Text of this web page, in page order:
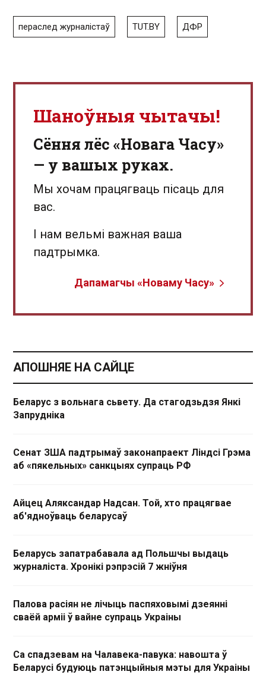
пераслед журналістаў TUT.BY ДФР
Шаноўныя чытачы!
Сёння лёс «Новага Часу»
— у вашых руках.
Мы хочам працягваць пісаць для
вас.
І нам вельмі важная ваша
падтрымка.
Дапамагчы «Новаму Часу»
АПОШНЯЕ НА САЙЦЕ
Беларус з вольнага сьвету. Да стагодзьдзя Янкі
Запрудніка
Сенат ЗША падтрымаў законапраект Ліндсі Грэма
аб «пякельных» санкцыях супраць РФ
Айцец Аляксандар Надсан. Той, хто працягвае
аб'ядноўваць беларусаў
Беларусь запатрабавала ад Польшчы выдаць
журналіста. Хронікі рэпрэсій 7 жніўня
Палова расіян не лічыць паспяховымі дзеянні
сваёй арміі ў вайне супраць Украіны
Са спадзевам на Чалавека-павука: навошта ў
Беларусі будуюць патэнцыйныя мэты для Украіны